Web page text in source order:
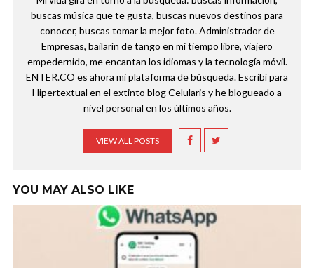
buscas música que te gusta, buscas nuevos destinos para
conocer, buscas tomar la mejor foto. Administrador de
Empresas, bailarín de tango en mi tiempo libre, viajero
empedernido, me encantan los idiomas y la tecnología móvil.
ENTER.CO es ahora mi plataforma de búsqueda. Escribí para
Hipertextual en el extinto blog Celularis y he blogueado a
nivel personal en los últimos años.
VIEW ALL POSTS
YOU MAY ALSO LIKE